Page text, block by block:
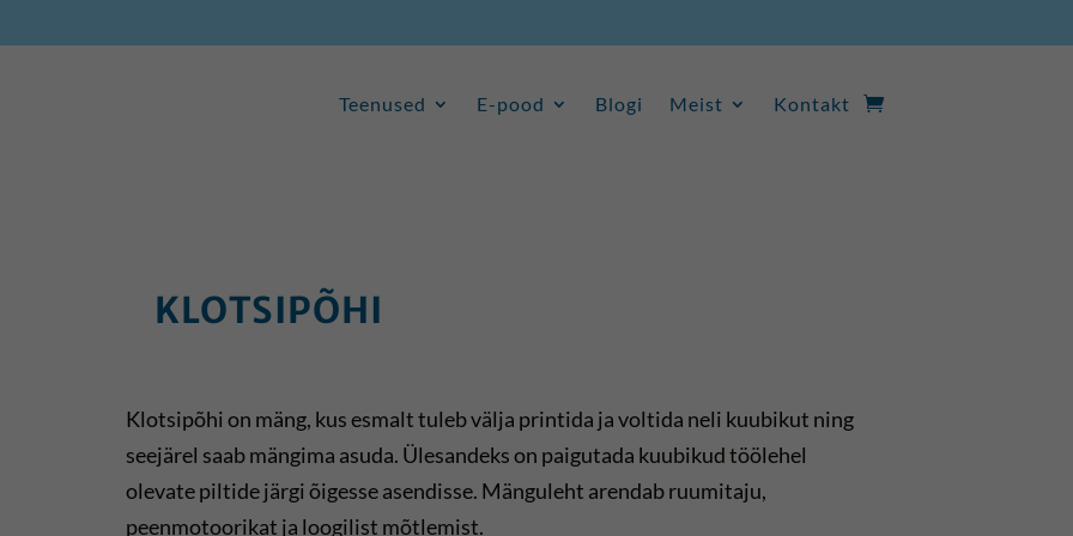
Teenused E-pood Blogi Meist Kontakt
Teenused E-pood Blogi Meist Kontakt
KLOTSIPÕHI
Klotsipõhi on mäng, kus esmalt tuleb välja printida ja voltida neli kuubikut ning
seejärel saab mängima asuda. Ülesandeks on paigutada kuubikud töölehel
olevate piltide järgi õigesse asendisse. Mänguleht arendab ruumitaju,
peenmotoorikat ja loogilist mõtlemist.